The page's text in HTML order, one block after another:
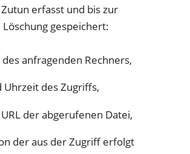
erfasst und bis zur
gespeichert:
des anfragenden Rechners,
Uhrzeit des Zugriffs,
der abgerufenen Datei,
der aus der Zugriff erfolgt